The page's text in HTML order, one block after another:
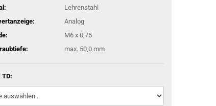
Lehrenstahl
Analog
M6 x 0,75
max. 50,0 mm
TD: